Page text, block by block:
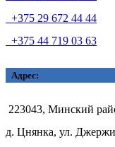
+375 29 672 44 44
+375 44 719 03 63
Адрес:
223043, Минский
д. Цнянка, ул.